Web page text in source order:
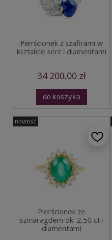
Pierścionek z szafirami w
kształcie serc i diamentami
34 200,00 zł
do koszyka
Pierścionek ze
szmaragdem ok. 2,50 ct i
diamentami
nowość